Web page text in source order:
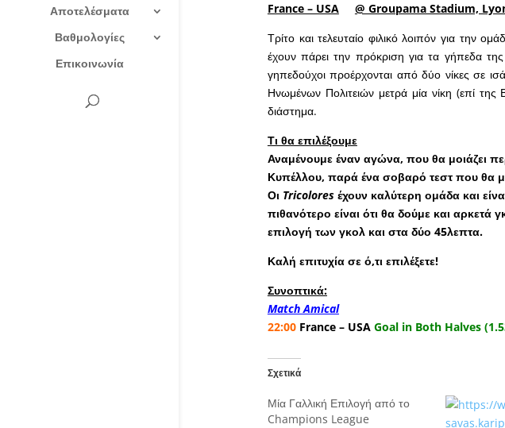
Αποτελέσματα
Βαθμολογίες
Επικοινωνία
France – USA
@ Groupama Stadium,
Τρίτο και τελευταίο φιλικό λοιπόν για την
έχουν πάρει την πρόκριση για τα γήπεδα
γηπεδούχοι προέρχονται από δύο νίκες σε
Ηνωμένων Πολιτειών μετρά μία νίκη (επί της
διάστημα.
Τι θα επιλέξουμε
Αναμένουμε έναν αγώνα, που θα μοιάζει
Κυπέλλου, παρά ένα σοβαρό τεστ που θα
Οι Tricolores έχουν καλύτερη ομάδα και
πιθανότερο είναι ότι θα δούμε και
επιλογή των γκολ και στα δύο 45λεπτα.
Καλή επιτυχία σε ό,τι επιλέξετε!
Συνοπτικά:
Match Amical
22:00France – USA Goal in Both Halves
Σχετικά
Μία Γαλλική Επιλογή από το
Champions League